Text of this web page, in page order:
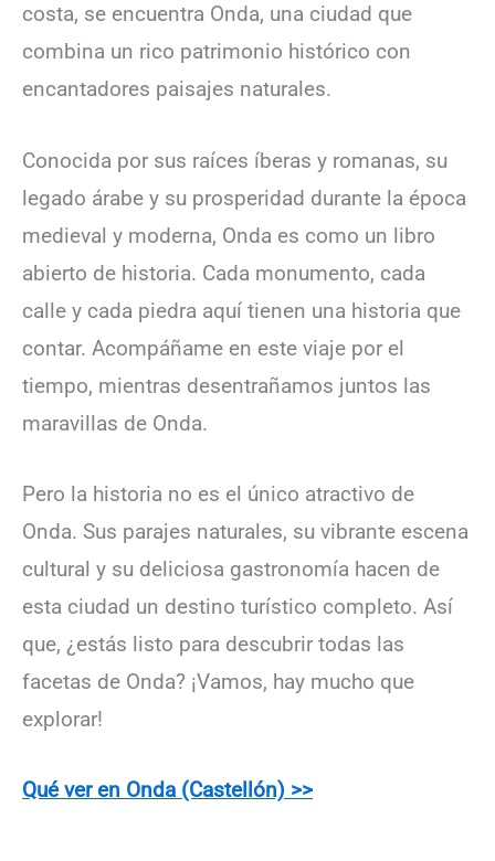
costa, se encuentra Onda, una ciudad que
combina un rico patrimonio histórico con
encantadores paisajes naturales.
Conocida por sus raíces íberas y romanas, su
legado árabe y su prosperidad durante la época
medieval y moderna, Onda es como un libro
abierto de historia. Cada monumento, cada
calle y cada piedra aquí tienen una historia que
contar. Acompáñame en este viaje por el
tiempo, mientras desentrañamos juntos las
maravillas de Onda.
Pero la historia no es el único atractivo de
Onda. Sus parajes naturales, su vibrante escena
cultural y su deliciosa gastronomía hacen de
esta ciudad un destino turístico completo. Así
que, ¿estás listo para descubrir todas las
facetas de Onda? ¡Vamos, hay mucho que
explorar!
Qué ver en Onda (Castellón) >>